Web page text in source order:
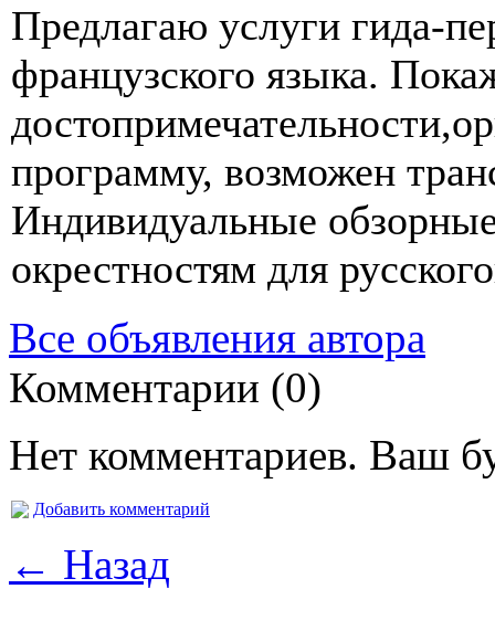
Предлагаю услуги гида-
французского языка.
программу, возможен
Индивидуальные
окрестностям для
Все объявления автора
Комментарии (0)
Нет комментариев. Ваш
Добавить комментарий
← Назад